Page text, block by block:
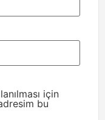
için
bu